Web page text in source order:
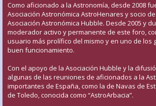
Como aficionado a la Astronomía, desde 2008
Asociación Astronómica AstroHenares y socio
Asociación Astronómica Hubble. Desde 2005 y
moderador activo y permanente de este foro,
usuario más prolífico del mismo y en uno de los
buen funcionamiento.
Con el apoyo de la Asociación Hubble y la
algunas de las reuniones de aficionados a la
importantes de España, como la de Navas de
de Toledo, conocida como “AstroArbacia”.